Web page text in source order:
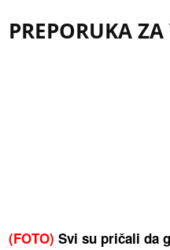
PREPORUKA ZA
(FOTO) Svi su pričali da